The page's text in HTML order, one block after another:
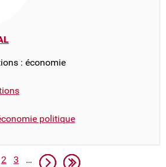
: économie
politique
Page
2 Page
3 … Page suivante
Dernière page